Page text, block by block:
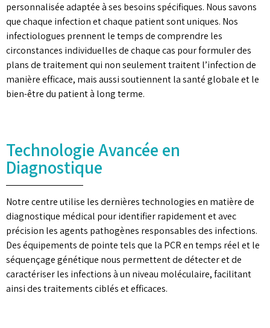
personnalisée adaptée à ses besoins spécifiques. Nous savons
que chaque infection et chaque patient sont uniques. Nos
infectiologues prennent le temps de comprendre les
circonstances individuelles de chaque cas pour formuler des
plans de traitement qui non seulement traitent l’infection de
manière efficace, mais aussi soutiennent la santé globale et le
bien-être du patient à long terme.
Technologie Avancée en
Diagnostique
Notre centre utilise les dernières technologies en matière de
diagnostique médical pour identifier rapidement et avec
précision les agents pathogènes responsables des infections.
Des équipements de pointe tels que la PCR en temps réel et le
séquençage génétique nous permettent de détecter et de
caractériser les infections à un niveau moléculaire, facilitant
ainsi des traitements ciblés et efficaces.